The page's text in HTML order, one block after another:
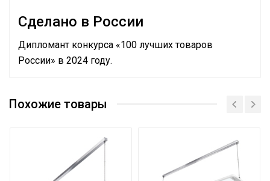
Сделано в России
Дипломант конкурса «100 лучших товаров
России» в 2024 году.
Управление c мобильного
Вес товара с упаковкой
Похожие товары